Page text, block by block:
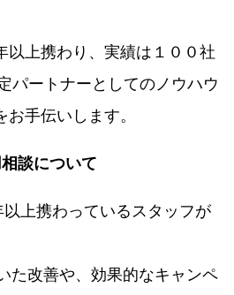
以上携わり、実績は１００社
パートナーとしてのノウハウ
手伝いします。
談について
上携わっているスタッフが
た改善や、効果的なキャンペ